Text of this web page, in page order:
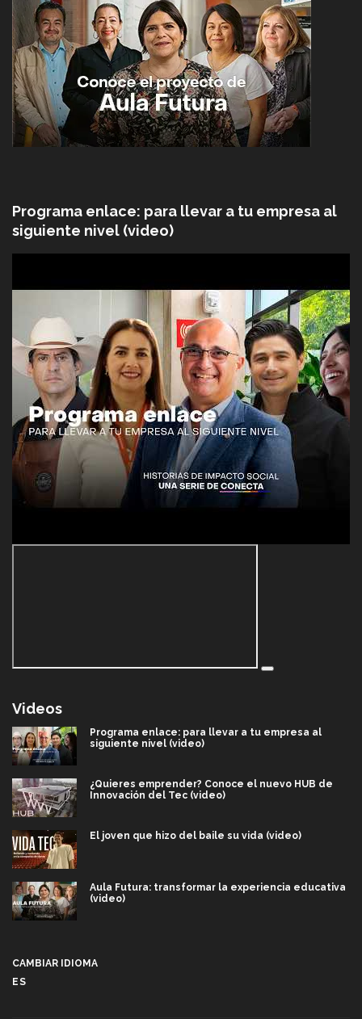
Programa enlace: para llevar a tu empresa al
siguiente nivel (video)
Videos
Programa enlace: para llevar a tu empresa al
siguiente nivel (video)
¿Quieres emprender? Conoce el nuevo HUB de
Innovación del Tec (video)
El joven que hizo del baile su vida (video)
Aula Futura: transformar la experiencia educativa
(video)
CAMBIAR IDIOMA
ES